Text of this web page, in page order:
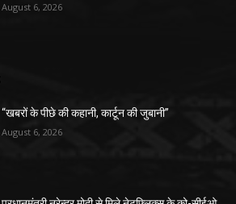
August 6, 2026
“खबरों के पीछे की कहानी, कार्टून की जुबानी”
August 6, 2026